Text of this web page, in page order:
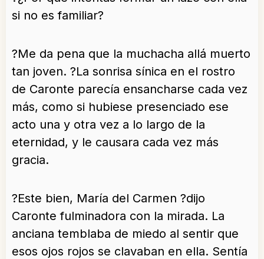
si no es familiar?
?Me da pena que la muchacha allá muerto
tan joven. ?La sonrisa sínica en el rostro
de Caronte parecía ensancharse cada vez
más, como si hubiese presenciado ese
acto una y otra vez a lo largo de la
eternidad, y le causara cada vez más
gracia.
?Este bien, María del Carmen ?dijo
Caronte fulminadora con la mirada. La
anciana temblaba de miedo al sentir que
esos ojos rojos se clavaban en ella. Sentía